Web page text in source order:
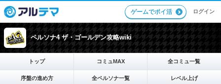
ゲームでポイ活 ログイン
ペルソナ4 ザ・ゴールデン攻略wiki
トップ コミュMAX 全コミュ一覧
序盤の進め方 全ペルソナ一覧 レベル上げ